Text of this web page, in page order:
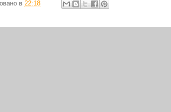
в 22:18